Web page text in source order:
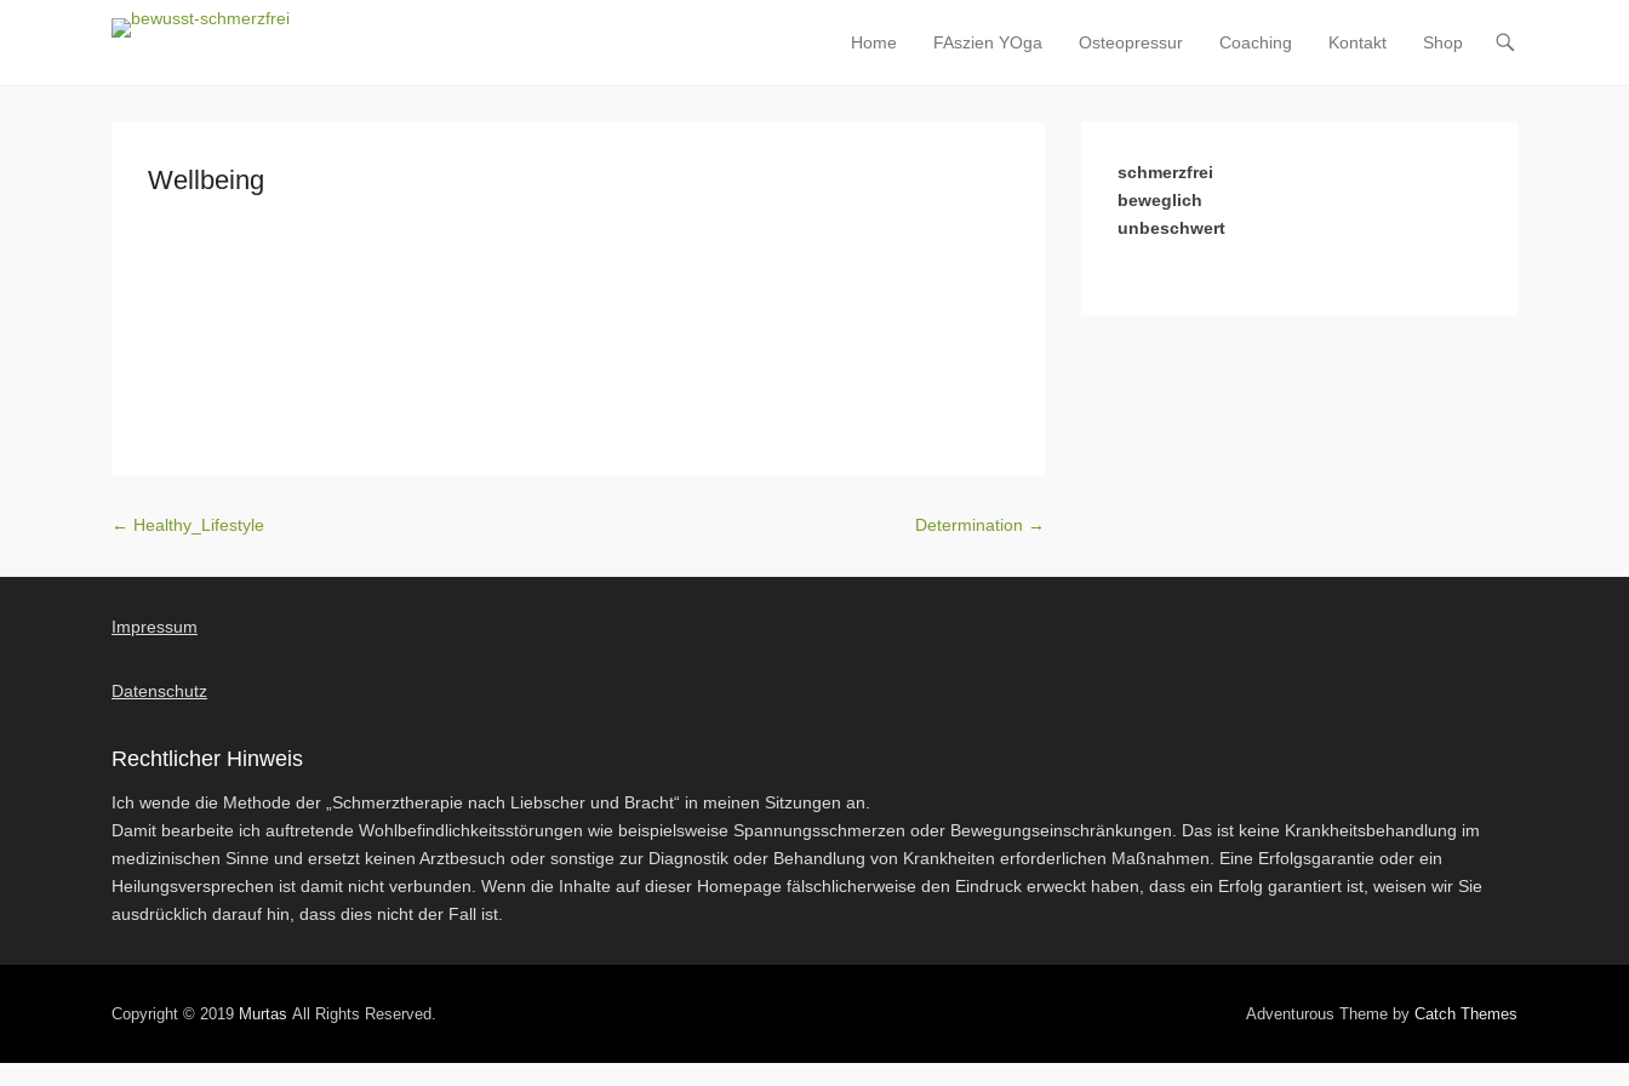
Primäres Menü
Zum Inhalt springen
Home FAszien YOga Osteopressur Coaching Kontakt Shop
Wellbeing
Beitragsnavigation
← Healthy_Lifestyle Determination →
schmerzfrei
beweglich
unbeschwert
Impressum
Datenschutz
Rechtlicher Hinweis
Ich wende die Methode der „Schmerztherapie nach Liebscher und Bracht“ in meinen Sitzungen an.
Damit bearbeite ich auftretende Wohlbefindlichkeitsstörungen wie beispielsweise Spannungsschmerzen oder Bewegungseinschränkungen. Das ist keine Krankheitsbehandlung im
medizinischen Sinne und ersetzt keinen Arztbesuch oder sonstige zur Diagnostik oder Behandlung von Krankheiten erforderlichen Maßnahmen. Eine Erfolgsgarantie oder ein
Heilungsversprechen ist damit nicht verbunden. Wenn die Inhalte auf dieser Homepage fälschlicherweise den Eindruck erweckt haben, dass ein Erfolg garantiert ist, weisen wir Sie
ausdrücklich darauf hin, dass dies nicht der Fall ist.
Copyright © 2019 Murtas All Rights Reserved. Adventurous Theme by Catch Themes